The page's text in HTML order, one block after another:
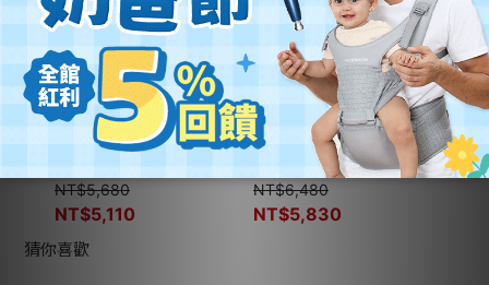
GLOBBER 法國 GO‧UP 5
輪滑板車(白光發光前輪)
NT$5,680
NT$5,110
GLOBBER 法國 4合1 Trike
多功能3輪推車but.聯名奶
油系列
NT$6,480
NT$5,830
猜你喜歡